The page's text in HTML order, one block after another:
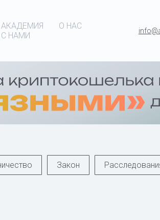
АКАДЕМИЯ
О НАС
С НАМИ
Закон